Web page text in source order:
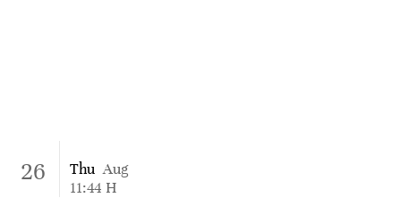
26 Thu Aug
11:44 H